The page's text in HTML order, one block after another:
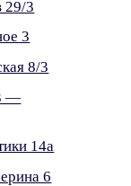
29/3
3
8/3
—
14а
6